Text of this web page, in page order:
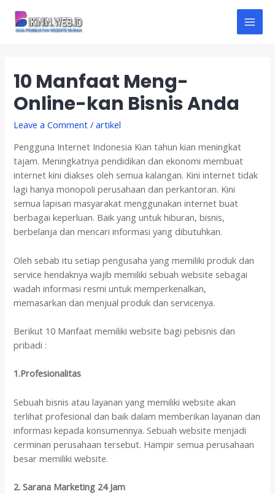
content
M
N
10 Manfaat Meng-
Online-kan Bisnis Anda
Leave a Comment /artikel
Pengguna Internet Indonesia Kian tahun kian meningkat
tajam. Meningkatnya pendidikan dan ekonomi membuat
internet kini diakses oleh semua kalangan. Kini internet tidak
lagi hanya monopoli perusahaan dan perkantoran. Kini
semua lapisan masyarakat menggunakan internet buat
berbagai keperluan. Baik yang untuk hiburan, bisnis,
berbelanja dan mencari informasi yang dibutuhkan.
Oleh sebab itu setiap pengusaha yang memiliki produk dan
service hendaknya wajib memiliki sebuah website sebagai
wadah informasi resmi untuk memperkenalkan,
memasarkan dan menjual produk dan servicenya.
Berikut 10 Manfaat memiliki website bagi pebisnis dan
pribadi :
1.Profesionalitas
Sebuah bisnis atau layanan yang memiliki website akan
terlihat profesional dan baik dalam memberikan layanan dan
informasi kepada konsumennya. Sebuah website menjadi
cerminan perusahaan tersebut. Hampir semua perusahaan
besar memiliki website.
2. Sarana Marketing 24 Jam